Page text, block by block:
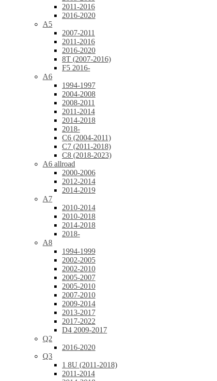
2011-2016
2016-2020
A5
2007-2011
2011-2016
2016-2020
8T (2007-2016)
F5 2016-
A6
1994-1997
2004-2008
2008-2011
2011-2014
2014-2018
2018-
C6 (2004-2011)
C7 (2011-2018)
C8 (2018-2023)
A6 allroad
2000-2006
2012-2014
2014-2019
A7
2010-2014
2010-2018
2014-2018
2018-
A8
1994-1999
2002-2005
2002-2010
2005-2007
2005-2010
2007-2010
2009-2014
2013-2017
2017-2022
D4 2009-2017
Q2
2016-2020
Q3
1 8U (2011-2018)
2011-2014